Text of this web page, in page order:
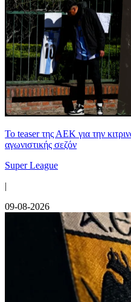
Το teaser της ΑΕΚ για την
αγωνιστικής σεζόν
Super League
|
09-08-2026